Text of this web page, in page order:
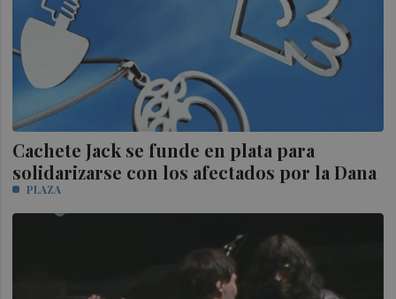
Cachete Jack se funde en plata para
solidarizarse con los afectados por la Dana
PLAZA